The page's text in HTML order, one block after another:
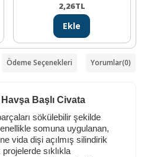
2,26TL
Ekle
Ödeme Seçenekleri Yorumlar(0)
Havşa Başlı Civata
sökülebilir şekilde
somuna uygulanan,
vida dişi açılmış silindirik
sıklıkla